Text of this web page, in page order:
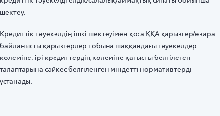
шектеу.
Кредиттік тәуекелдің ішкі шектеуімен қоса ҚҚА қарызгер/өзара
байланысты қарызгерлер тобына шаққандағы тәуекелдер
көлеміне, ірі кредиттердің көлеміне қатысты белгілеген
талаптарына сәйкес белгіленген міндетті нормативтерді
ұстанады.